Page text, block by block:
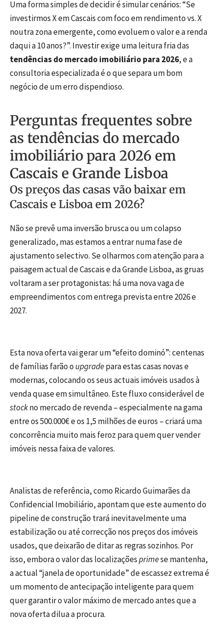
Uma forma simples de decidir é simular cenários: “Se
investirmos X em Cascais com foco em rendimento vs. X
noutra zona emergente, como evoluem o valor e a renda
daqui a 10 anos?”. Investir exige uma leitura fria das
tendências do mercado imobiliário para 2026, e a
consultoria especializada é o que separa um bom
negócio de um erro dispendioso.
Perguntas frequentes sobre
as tendências do mercado
imobiliário para 2026 em
Cascais e Grande Lisboa
Os preços das casas vão baixar em
Cascais e Lisboa em 2026?
Não se prevê uma inversão brusca ou um colapso
generalizado, mas estamos a entrar numa fase de
ajustamento selectivo. Se olharmos com atenção para a
paisagem actual de Cascais e da Grande Lisboa, as gruas
voltaram a ser protagonistas: há uma nova vaga de
empreendimentos com entrega prevista entre 2026 e
2027.
Esta nova oferta vai gerar um “efeito dominó”: centenas
de famílias farão o upgradepara estas casas novas e
modernas, colocando os seus actuais imóveis usados à
venda quase em simultâneo. Este fluxo considerável de
stockno mercado de revenda – especialmente na gama
entre os 500.000€ e os 1,5 milhões de euros – criará uma
concorrência muito mais feroz para quem quer vender
imóveis nessa faixa de valores.
Analistas de referência, como Ricardo Guimarães da
Confidencial Imobiliário, apontam que este aumento do
pipeline de construção trará inevitavelmente uma
estabilização ou até correcção nos preços dos imóveis
usados, que deixarão de ditar as regras sozinhos. Por
isso, embora o valor das localizaçõesprimese mantenha,
a actual “janela de oportunidade” de escassez extrema é
um momento de antecipação inteligente para quem
quer garantir o valor máximo de mercado antes que a
nova oferta dilua a procura.